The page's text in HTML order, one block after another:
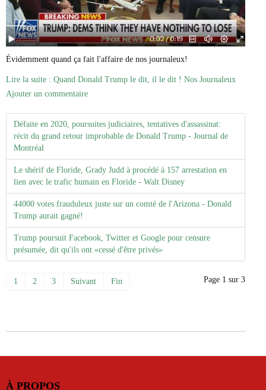
Évidemment quand ça fait l'affaire de nos journaleux!
Lire la suite : Quand Donald Trump le dit, il le dit ! Nos Journaleux
Ajouter un commentaire
Défaite en 2020, poursuites judiciaires, tentatives d'assassinat:
récit du grand retour improbable de Donald Trump - Journal de
Montréal
Le shérif de Floride, Grady Judd à procédé à 157 arrestation en
lien avec le trafic humain en Floride - Walt Disney
44000 votes frauduleux juste sur un comté de l'Arizona - Donald
Trump aurait gagné!
Trump poursuit Facebook, Twitter et Google pour censure
présumée, dit qu'ils ont «cessé d'être privés»
Page 1 sur 3
1 2 3 Suivant Fin
À PROPOS